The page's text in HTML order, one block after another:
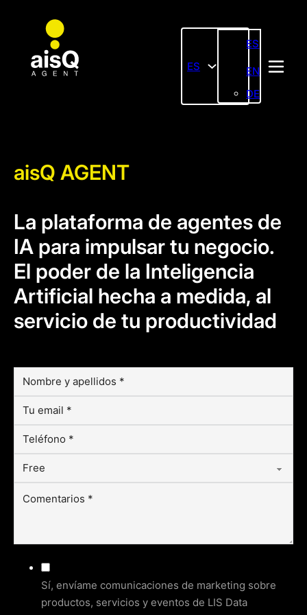
ES
ES
EN
DE
aisQ AGENT
La plataforma de agentes de
IA para impulsar tu negocio.
El poder de la Inteligencia
Artificial hecha a medida, al
servicio de tu productividad
Sí, envíame comunicaciones de marketing sobre
productos, servicios y eventos de LIS Data